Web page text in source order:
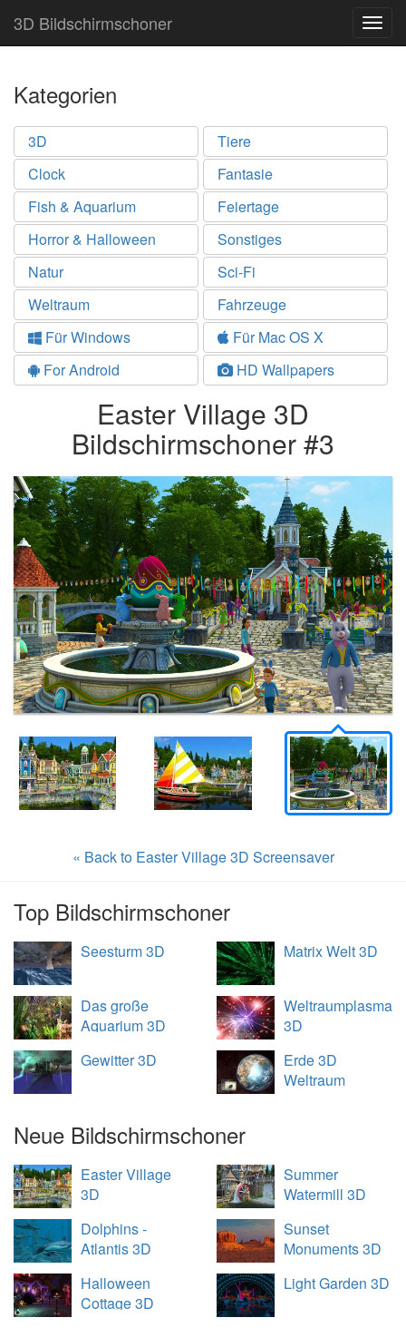
3D Bildschirmschoner
Kategorien
3D
Tiere
Clock
Fantasie
Fish & Aquarium
Feiertage
Horror & Halloween
Sonstiges
Natur
Sci-Fi
Weltraum
Fahrzeuge
Für Windows
Für Mac OS X
For Android
HD Wallpapers
Easter Village 3D
Bildschirmschoner #3
« Back to Easter Village 3D Screensaver
Top Bildschirmschoner
Seesturm 3D Matrix Welt 3D
Das große
Aquarium 3D
Weltraumplasma
3D
Gewitter 3D
Erde 3D
Weltraum
Neue Bildschirmschoner
Easter Village
3D
Summer
Watermill 3D
Dolphins -
Atlantis 3D
Sunset
Monuments 3D
Halloween
Cottage 3D
Light Garden 3D